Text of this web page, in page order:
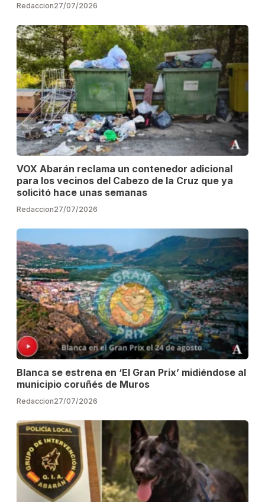
Redaccion27/07/2026
VOX Abarán reclama un contenedor adicional
para los vecinos del Cabezo de la Cruz que ya
solicitó hace unas semanas
Redaccion27/07/2026
Blanca se estrena en ‘El Gran Prix’ midiéndose al
municipio coruñés de Muros
Redaccion27/07/2026